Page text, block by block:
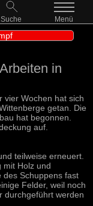
Suche Menü
in
vier Wochen hat sich
getan. Die
hat begonnen.
auf.
teilweise erneuert.
mit Holz und
des Schuppens fast
Felder, weil noch
durchgeführt werden